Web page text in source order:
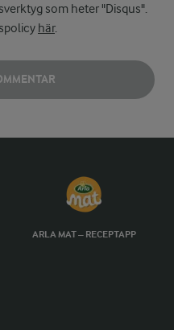
som heter "Disqus".
här.
ARLA MAT – RECEPTAPP